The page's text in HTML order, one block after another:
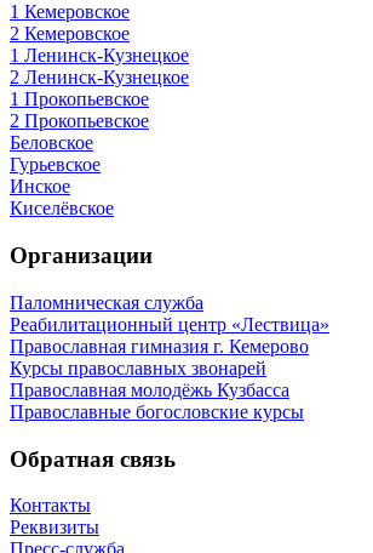
1 Кемеровское
2 Кемеровское
1 Ленинск-Кузнецкое
2 Ленинск-Кузнецкое
1 Прокопьевское
2 Прокопьевское
Беловское
Гурьевское
Инское
Киселёвское
Организации
Паломническая служба
Реабилитационный центр «Лествица»
Православная гимназия г. Кемерово
Курсы православных звонарей
Православная молодёжь Кузбасса
Православные богословские курсы
Обратная связь
Контакты
Реквизиты